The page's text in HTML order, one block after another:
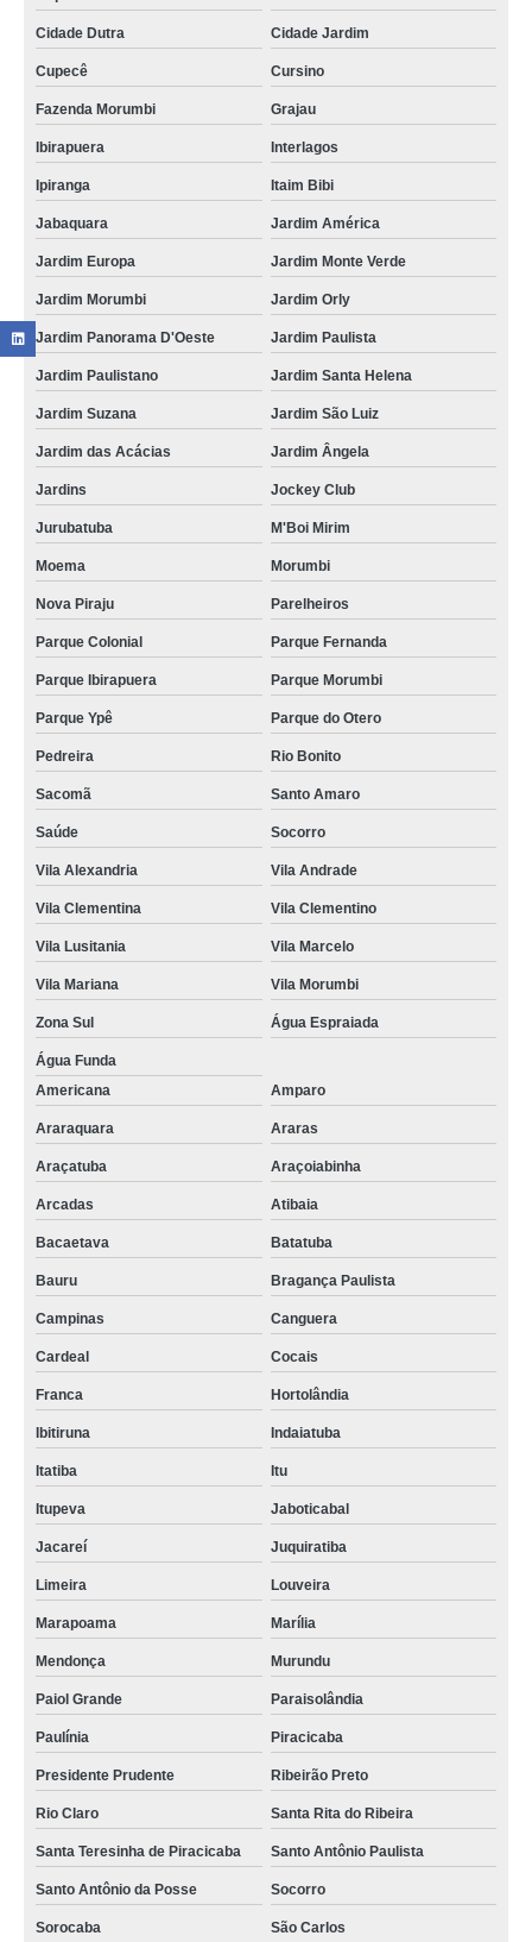
Cidade Dutra Cidade Jardim
Cupecê Cursino
Fazenda Morumbi Grajau
Ibirapuera Interlagos
Ipiranga Itaim Bibi
Jabaquara Jardim América
Jardim Europa Jardim Monte Verde
Jardim Morumbi Jardim Orly
Jardim Panorama D'Oeste Jardim Paulista
Jardim Paulistano Jardim Santa Helena
Jardim Suzana Jardim São Luiz
Jardim das Acácias Jardim Ângela
Jardins Jockey Club
Jurubatuba M'Boi Mirim
Moema Morumbi
Nova Piraju Parelheiros
Parque Colonial Parque Fernanda
Parque Ibirapuera Parque Morumbi
Parque Ypê Parque do Otero
Pedreira Rio Bonito
Sacomã Santo Amaro
Saúde Socorro
Vila Alexandria Vila Andrade
Vila Clementina Vila Clementino
Vila Lusitania Vila Marcelo
Vila Mariana Vila Morumbi
Zona Sul Água Espraiada
Água Funda
Americana
Amparo
Araraquara Araras
Araçatuba Araçoiabinha
Arcadas Atibaia
Bacaetava Batatuba
Bauru Bragança Paulista
Campinas Canguera
Cardeal Cocais
Franca Hortolândia
Ibitiruna Indaiatuba
Itatiba Itu
Itupeva Jaboticabal
Jacareí Juquiratiba
Limeira Louveira
Marapoama Marília
Mendonça Murundu
Paiol Grande Paraisolândia
Paulínia Piracicaba
Presidente Prudente Ribeirão Preto
Rio Claro Santa Rita do Ribeira
Santa Teresinha de Piracicaba Santo Antônio Paulista
Santo Antônio da Posse Socorro
Sorocaba São Carlos